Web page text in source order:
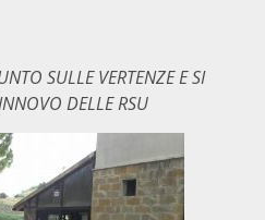
SULLE VERTENZE E SI
DELLE RSU